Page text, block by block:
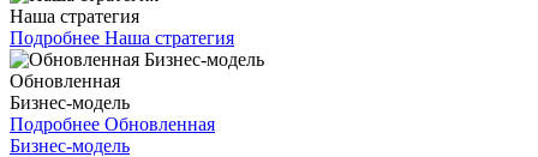
Наша стратегия
Подробнее Наша стратегия
Обновленная
Бизнес-модель
Подробнее Обновленная
Бизнес-модель